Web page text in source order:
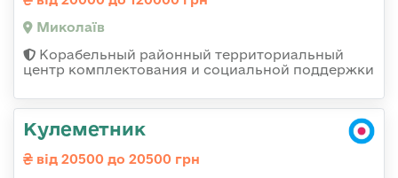
Миколаїв
Корабельный районный территориальный
центр комплектования и социальной поддержки
Кулеметник
від 20500 до 20500 грн